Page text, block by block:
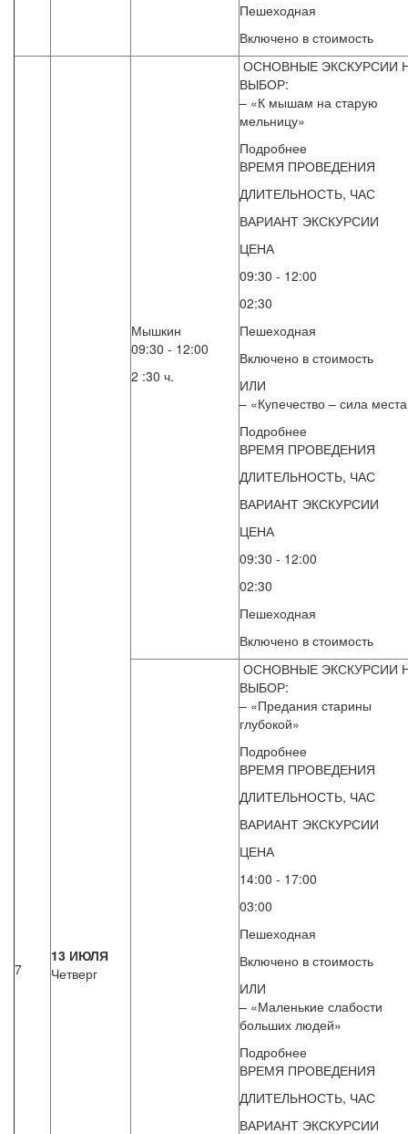
Пешеходная
Включено в стоимость
7
13 ИЮЛЯ
Четверг
Мышкин
09:30 - 12:00
2 :30 ч.
ОСНОВНЫЕ ЭКСКУРСИИ
ВЫБОР:
– «К мышам на старую
мельницу»
Подробнее
ВРЕМЯ ПРОВЕДЕНИЯ
ДЛИТЕЛЬНОСТЬ, ЧАС
ВАРИАНТ ЭКСКУРСИИ
ЦЕНА
09:30 - 12:00
02:30
Пешеходная
Включено в стоимость
ИЛИ
– «Купечество – сила
Подробнее
ВРЕМЯ ПРОВЕДЕНИЯ
ДЛИТЕЛЬНОСТЬ, ЧАС
ВАРИАНТ ЭКСКУРСИИ
ЦЕНА
09:30 - 12:00
02:30
Пешеходная
Включено в стоимость
ОСНОВНЫЕ ЭКСКУРСИИ
ВЫБОР:
– «Предания старины
глубокой»
Подробнее
ВРЕМЯ ПРОВЕДЕНИЯ
ДЛИТЕЛЬНОСТЬ, ЧАС
ВАРИАНТ ЭКСКУРСИИ
ЦЕНА
14:00 - 17:00
03:00
Пешеходная
Включено в стоимость
ИЛИ
– «Маленькие слабости
больших людей»
Подробнее
ВРЕМЯ ПРОВЕДЕНИЯ
ДЛИТЕЛЬНОСТЬ, ЧАС
ВАРИАНТ ЭКСКУРСИИ